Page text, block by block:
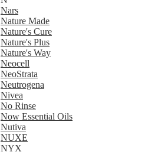
Nars
Nature Made
Nature's Cure
Nature's Plus
Nature's Way
Neocell
NeoStrata
Neutrogena
Nivea
No Rinse
Now Essential Oils
Nutiva
NUXE
NYX